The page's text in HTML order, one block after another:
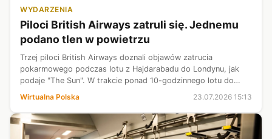
WYDARZENIA
Piloci British Airways zatruli się. Jednemu
podano tlen w powietrzu
Trzej piloci British Airways doznali objawów zatrucia
pokarmowego podczas lotu z Hajdarabadu do Londynu, jak
podaje "The Sun". W trakcie ponad 10-godzinnego lotu do
Wirtualna Polska 23.07.2026 15:13